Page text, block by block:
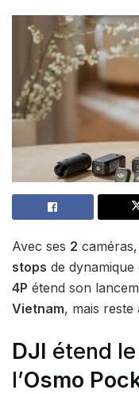
Avec ses 2
stops de dynamique
4P étend son
Vietnam, mais reste
DJI étend
l’Osmo